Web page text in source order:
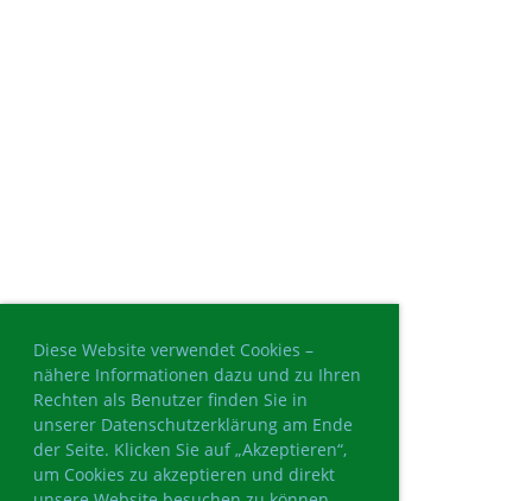
Diese Website verwendet Cookies –
nähere Informationen dazu und zu Ihren
Rechten als Benutzer finden Sie in
unserer Datenschutzerklärung am Ende
der Seite. Klicken Sie auf „Akzeptieren“,
um Cookies zu akzeptieren und direkt